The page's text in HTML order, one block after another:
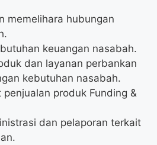
memelihara hubungan
keuangan nasabah.
dan layanan perbankan
kebutuhan nasabah.
produk Funding &
dan pelaporan terkait